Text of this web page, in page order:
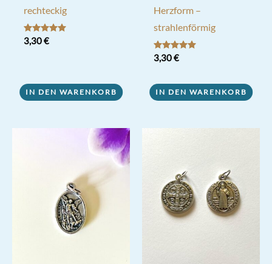
rechteckig
Bewertet mit
5.00
3,30€
IN DEN WARENKORB
Herzform –
strahlenförmig
Bewertet mit
5.00
3,30€
IN DEN WARENKORB